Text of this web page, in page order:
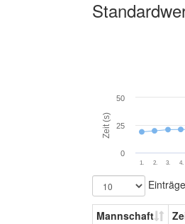
Zeit (s)
1. 2. 3. 4.
0
25
50
Mannschaft